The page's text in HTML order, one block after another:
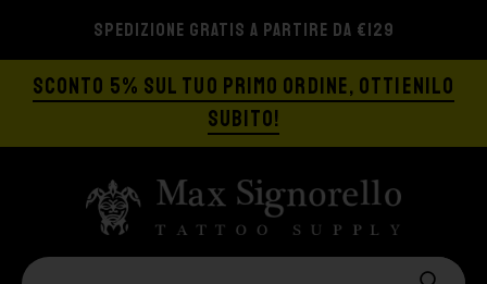
SPEDIZIONE GRATIS A PARTIRE DA €129
SCONTO 5% SUL TUO PRIMO ORDINE, OTTIENILO
SUBITO!